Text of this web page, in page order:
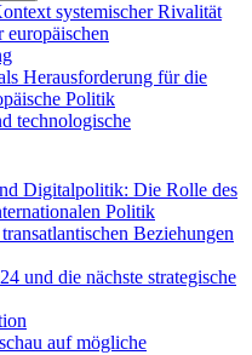
systemischer Rivalität
europäischen
Herausforderung für die
Politik
technologische
Digitalpolitik: Die Rolle des
Politik
Beziehungen
und die nächste strategische
auf mögliche